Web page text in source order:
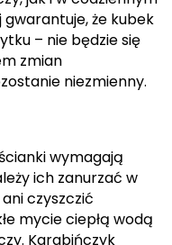
gwarantuje, że kubek
– nie będzie się
zmian
niezmienny.
wymagają
ich zanurzać w
czyszczić
mycie ciepłą wodą
Karabińczyk